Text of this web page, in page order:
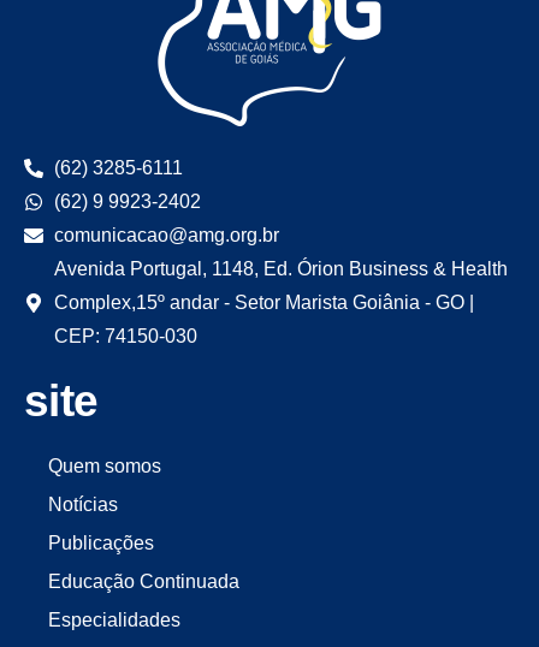
(62) 3285-6111
(62) 9 9923-2402
comunicacao@amg.org.br
Avenida Portugal, 1148, Ed. Órion Business & Health
Complex,15º andar - Setor Marista Goiânia - GO |
CEP: 74150-030
site
Quem somos
Notícias
Publicações
Educação Continuada
Especialidades